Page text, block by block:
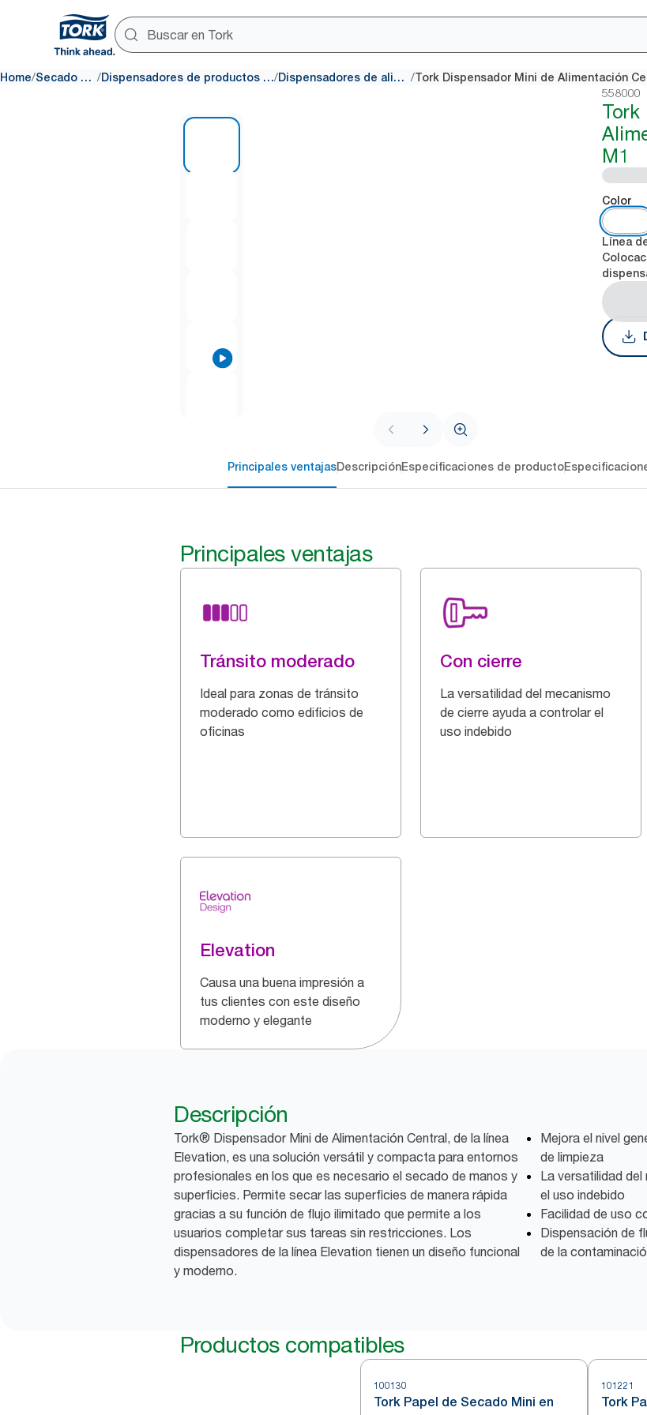
Home/ Secado y limpieza / Dispensadores de productos de secado y limpieza/ Dispensadores de alimentación central /
558000
Tork
M1
Color
Línea
Principales ventajasDescripciónEspecificaciones de producto
Principales ventajas
Tránsito moderado
Ideal para zonas de tránsito
moderado como edificios de
oficinas
Con cierre
La versatilidad del mecanismo
de cierre ayuda a controlar el
uso indebido
Elevation
Causa una buena impresión a
tus clientes con este diseño
moderno y elegante
Descripción
Tork® Dispensador Mini de Alimentación Central, de la línea
Elevation, es una solución versátil y compacta para entornos
profesionales en los que es necesario el secado de manos y
superficies. Permite secar las superficies de manera rápida
gracias a su función de flujo ilimitado que permite a los
usuarios completar sus tareas sin restricciones. Los
dispensadores de la línea Elevation tienen un diseño funcional
y moderno.
Mejora el nivel
de limpieza
La versatilidad
el uso indebido
Facilidad de uso
Dispensación de
de la
Productos compatibles
100130
Tork Papel de Secado Mini en
101221
Tork